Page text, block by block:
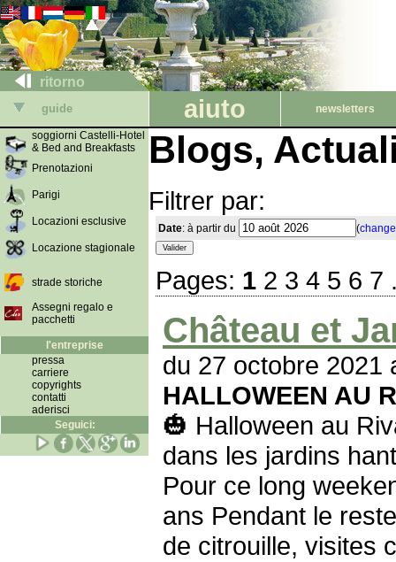
ritorno
guide aiuto newsletters
soggiorni Castelli-Hotel
& Bed and Breakfasts
Prenotazioni
Parigi
Locazioni esclusive
Locazione stagionale
strade storiche
Assegni regalo e
pacchetti
l'entreprise
pressa
carriere
copyrights
contatti
aderisci
Seguici:
Blogs,
Filtrer par:
Date: à partir du (
Pages: 1 2 3 4 5 6 7
Château et
du 27 octobre 2021
HALLOWEEN AU
🎃 Halloween au
dans les jardins
Pour ce long
ans Pendant le
de citrouille, visites